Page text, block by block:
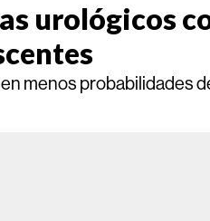
urológicos
menos probabilidades